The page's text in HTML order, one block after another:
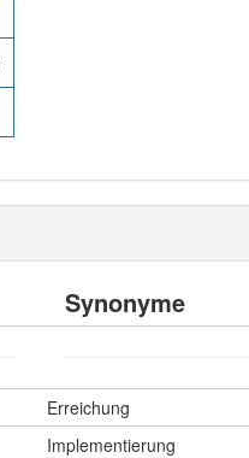
Synonyme
Erreichung
Implementierung